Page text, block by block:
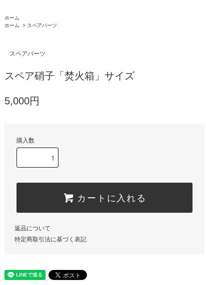
ホーム
ホーム
> スペアパーツ
スペアパーツ
スペア硝子「焚火箱」サイズ
5,000円
購入数
カートに入れる
返品について
特定商取引法に基づく表記